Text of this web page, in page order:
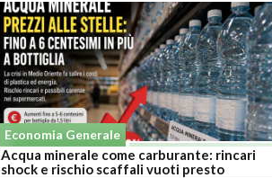
Economia Generale
Acqua minerale come carburante: rincari
shock e rischio scaffali vuoti presto